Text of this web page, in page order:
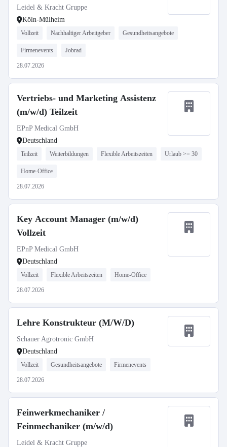
Leidel & Kracht Gruppe
Köln-Mülheim
Vollzeit Nachhaltiger Arbeitgeber Gesundheitsangebote
Firmenevents Jobrad
28.07.2026
Vertriebs- und Marketing Assistenz
(m/w/d) Teilzeit
EPnP Medical GmbH
Deutschland
Teilzeit Weiterbildungen Flexible Arbeitszeiten Urlaub >= 30
Home-Office
28.07.2026
Key Account Manager (m/w/d)
Vollzeit
EPnP Medical GmbH
Deutschland
Vollzeit Flexible Arbeitszeiten Home-Office
28.07.2026
Lehre Konstrukteur (M/W/D)
Schauer Agrotronic GmbH
Deutschland
Vollzeit Gesundheitsangebote Firmenevents
28.07.2026
Feinwerkmechaniker /
Feinmechaniker (m/w/d)
Leidel & Kracht Gruppe